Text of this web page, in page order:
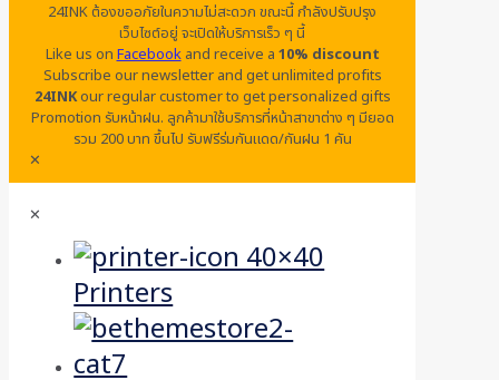
24INK ต้องขออภัยในความไม่สะดวก ขณะนี้ กำลังปรับปรุง
เว็บไซต์อยู่ จะเปิดให้บริการเร็ว ๆ นี้
Like us onFacebookand receive a 10% discount
Subscribe our newsletter and get unlimited profits
24INKour regular customer to get personalized gifts
Promotion รับหน้าฝน. ลูกค้ามาใช้บริการที่หน้าสาขาต่าง ๆ มียอด
รวม 200 บาท ขึ้นไป รับฟรีร่มกันแดด/กันฝน 1 คัน
✕
✕
Printers